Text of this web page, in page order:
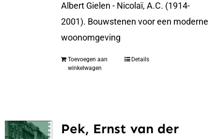
Albert Gielen - Nicolaï, A.C. (1914-
2001). Bouwstenen voor een moderne
woonomgeving
Toevoegen aan
winkelwagen
Details
Pek, Ernst van der